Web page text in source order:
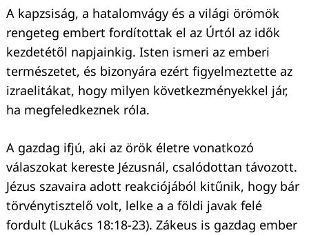
A kapzsiság, a hatalomvágy és a világi örömök
rengeteg embert fordítottak el az Úrtól az idők
kezdetétől napjainkig. Isten ismeri az emberi
természetet, és bizonyára ezért figyelmeztette az
izraelitákat, hogy milyen következményekkel jár,
ha megfeledkeznek róla.
A gazdag ifjú, aki az örök életre vonatkozó
válaszokat kereste Jézusnál, csalódottan távozott.
Jézus szavaira adott reakciójából kitűnik, hogy bár
törvénytisztelő volt, lelke a a földi javak felé
fordult (Lukács 18:18-23). Zákeus is gazdag ember